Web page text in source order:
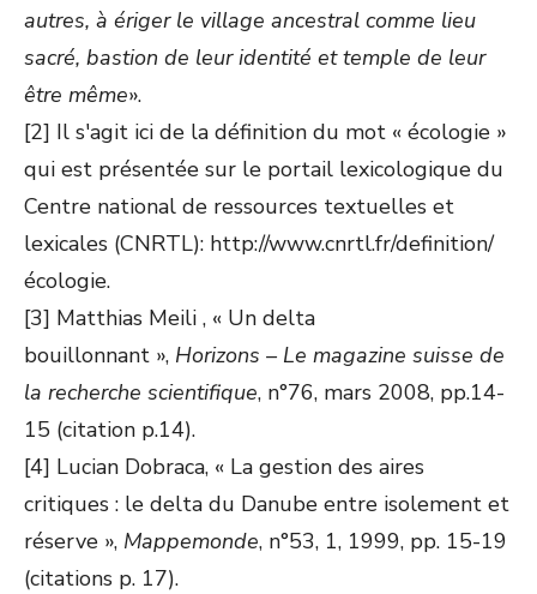
autres, à ériger le village ancestral comme lieu
sacré, bastion de leur identité et temple de leur
être même».
[2] Il s'agit ici de la définition du mot « écologie »
qui est présentée sur le portail lexicologique du
Centre national de ressources textuelles et
lexicales (CNRTL): http://www.cnrtl.fr/definition/
écologie.
[3] Matthias Meili , « Un delta
bouillonnant », Horizons – Le magazine suisse de
la recherche scientifique, n°76, mars 2008, pp.14-
15 (citation p.14).
[4] Lucian Dobraca, « La gestion des aires
critiques : le delta du Danube entre isolement et
réserve », Mappemonde, n°53, 1, 1999, pp. 15-19
(citations p. 17).